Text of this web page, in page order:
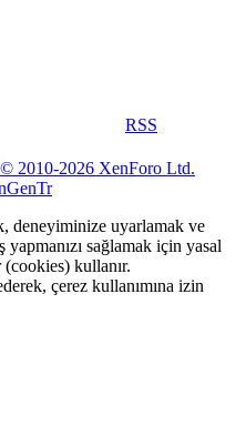
RSS
© 2010-2026 XenForo Ltd.
deneyiminize uyarlamak ve
sağlamak için yasal
kullanır.
çerez kullanımına izin